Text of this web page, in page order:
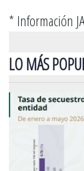
* Información
LO MÁS